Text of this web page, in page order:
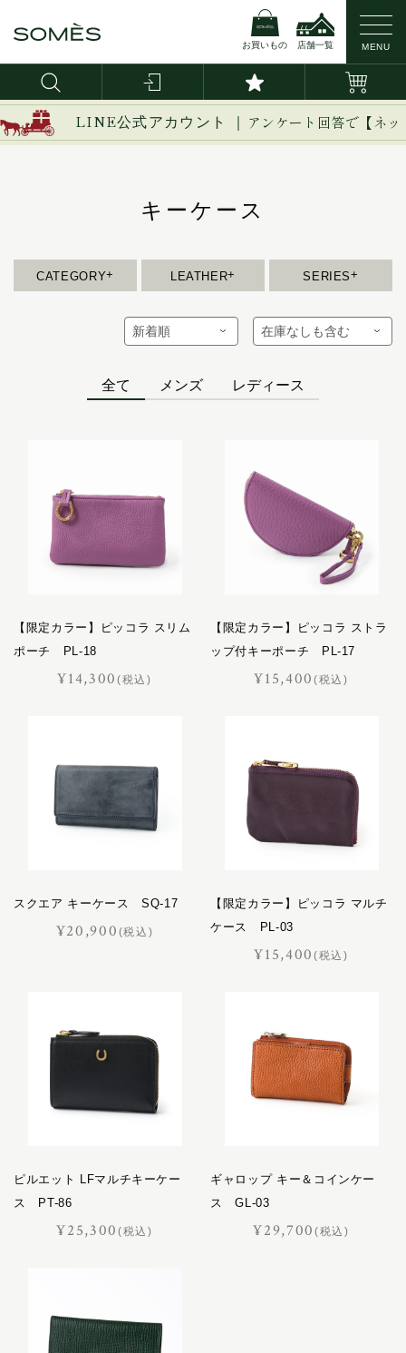
お買いもの 店舗一覧 MENU
LINE公式アカウント ｜ アンケート回答で【ネ
キーケース
CATEGORY LEATHER SERIES
全て メンズ レディース
【限定カラー】ピッコラ スリム
ポーチ PL-18
¥14,300(税込)
【限定カラー】ピッコラ ストラ
ップ付キーポーチ PL-17
¥15,400(税込)
スクエア キーケース SQ-17
¥20,900 (税込)
【限定カラー】ピッコラ マルチ
ケース PL-03
¥15,400(税込)
ピルエット LFマルチキーケー
ス PT-86
¥25,300(税込)
ギャロップ キー＆コインケー
ス GL-03
¥29,700(税込)
新作
iPhoneケース
キーホルダー
インテリア
おすすめギフト
ブライドルレザー
カーフレザー
イージー
イノベーション
エリテ
エリン
オフィサー
キーフォブ
サッチェル
サドラリー
ジェラード
ジャンヌ
スクエア
スフレ
セクション
トロット
ニネット
バケット
ハーネス
ハノーバー
ピルエット
ピント
フェル
ブルトン
フロイント
プログレス
ロイヤル